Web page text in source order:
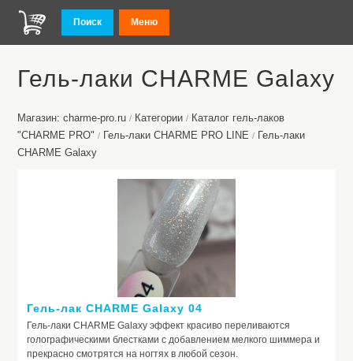
Поиск Меню
Гель-лаки CHARME Galaxy
Магазин: charme-pro.ru / Категории / Каталог гель-лаков
"CHARME PRO" / Гель-лаки CHARME PRO LINE / Гель-лаки
CHARME Galaxy
Гель-лак CHARME Galaxy 04
Гель-лаки CHARME Galaxy эффект красиво переливаются
голографическими блестками с добавлением мелкого шиммера и
прекрасно смотрятся на ногтях в любой сезон.